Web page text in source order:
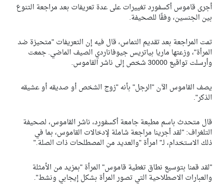
أجرى قاموس أكسفورد تغييرات على عدة تعريفات بعد مراجعة التنوع
بين الجنسين، وفقًا للصحيفة.
تمت المراجعة بعد تقديم التماس، قال فيه إن التعريفات "متحيزة ضد
المرأة"، وزعتها ماريا بياتريس جيوفاناردي الصيف الماضي. جمعت
وأرسلت تواقيع 30000 شخص إلى ناشر القاموس.
يصف القاموس الآن "الرجل" بأنه "زوج الشخص أو صديقه أو عشيقه
الذكر".
قال متحدث باسم مطبعة جامعة أكسفورد، ناشر القاموس، لصحيفة
التلغراف: "لقد أجرينا مراجعة شاملة لإدخالات القاموس، بما في
ذلك الاستخدام، لـ" امرأة "والعديد من المصطلحات ذات الصلة."
"لقد قمنا بتوسيع نطاق تغطية قاموس" المرأة "بمزيد من الأمثلة
والعبارات الاصطلاحية التي تصور المرأة بشكل إيجابي ونشط".